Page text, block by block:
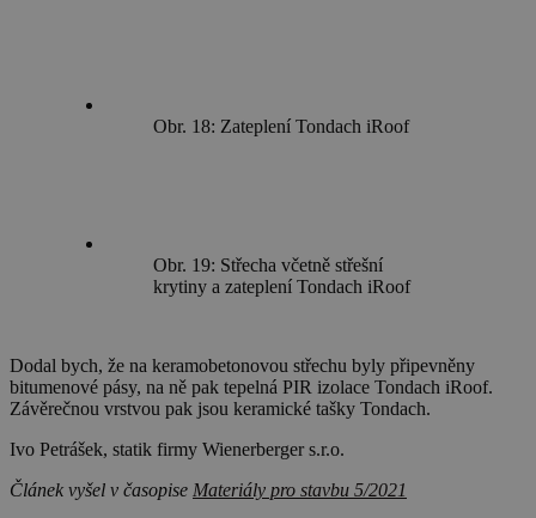
Obr. 18: Zateplení Tondach iRoof
Obr. 19: Střecha včetně střešní
krytiny a zateplení Tondach iRoof
Dodal bych, že na keramobetonovou střechu byly připevněny
bitumenové pásy, na ně pak tepelná PIR izolace Tondach iRoof.
Závěrečnou vrstvou pak jsou keramické tašky Tondach.
Ivo Petrášek, statik firmy Wienerberger s.r.o.
Článek vyšel v časopise Materiály pro stavbu 5/2021